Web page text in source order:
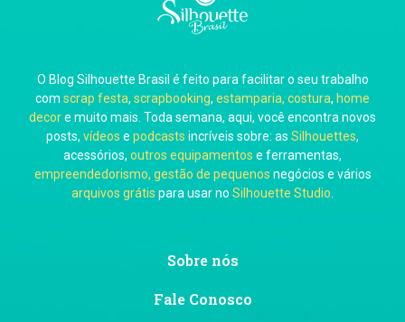
Carol Pessoa
Ju Mirthes
O Blog Silhouette Brasil é feito para facilitar o seu trabalho
com scrap festa, scrapbooking, estamparia, costura, home
decore muito mais. Toda semana, aqui, você encontra novos
posts, vídeos e podcasts incríveis sobre: as Silhouettes,
acessórios, outros equipamentos e ferramentas,
empreendedorismo, gestão de pequenos negócios e vários
arquivos grátis para usar no Silhouette Studio
Sobre nós
Fale Conosco